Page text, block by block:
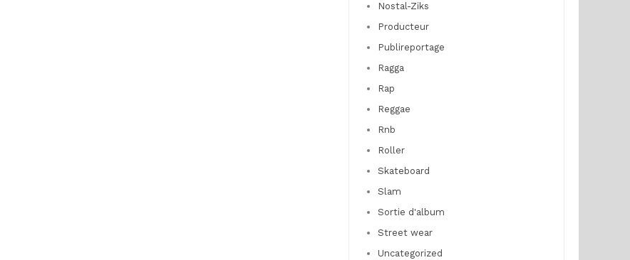
Nostal-Ziks
Producteur
Publireportage
Ragga
Rap
Reggae
Rnb
Roller
Skateboard
Slam
Sortie d'album
Street wear
Uncategorized